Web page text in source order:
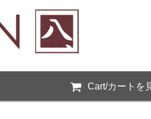
Cart/カートを